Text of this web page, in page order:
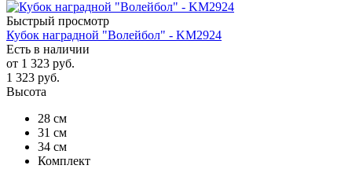
Быстрый просмотр
Кубок наградной "Волейбол" - KM2924
Есть в наличии
от 1 323 руб.
1 323 руб.
Высота
28 см
31 см
34 см
Комплект